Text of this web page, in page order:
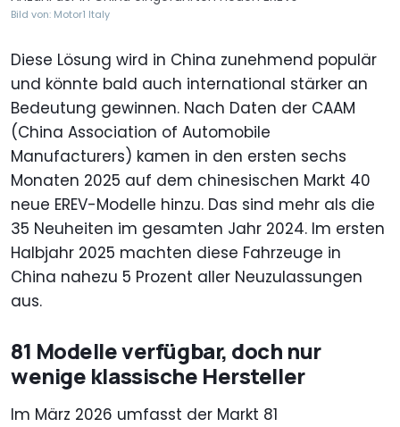
Bild von: Motor1 Italy
Diese Lösung wird in China zunehmend populär
und könnte bald auch international stärker an
Bedeutung gewinnen. Nach Daten der CAAM
(China Association of Automobile
Manufacturers) kamen in den ersten sechs
Monaten 2025 auf dem chinesischen Markt 40
neue EREV-Modelle hinzu. Das sind mehr als die
35 Neuheiten im gesamten Jahr 2024. Im ersten
Halbjahr 2025 machten diese Fahrzeuge in
China nahezu 5 Prozent aller Neuzulassungen
aus.
81 Modelle verfügbar, doch nur
wenige klassische Hersteller
Im März 2026 umfasst der Markt 81